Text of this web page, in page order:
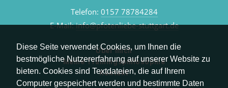
Diese Seite verwendet Cookies, um Ihnen die
bestmögliche Nutzererfahrung auf unserer Website zu
bieten. Cookies sind Textdateien, die auf Ihrem
Computer gespeichert werden und bestimmte Daten
Telefon: 0157 78784284
E-Mail:info@pfotenliebe-stuttgart.de
Über mich
Meine Trainingsphilosophie
Kontakt